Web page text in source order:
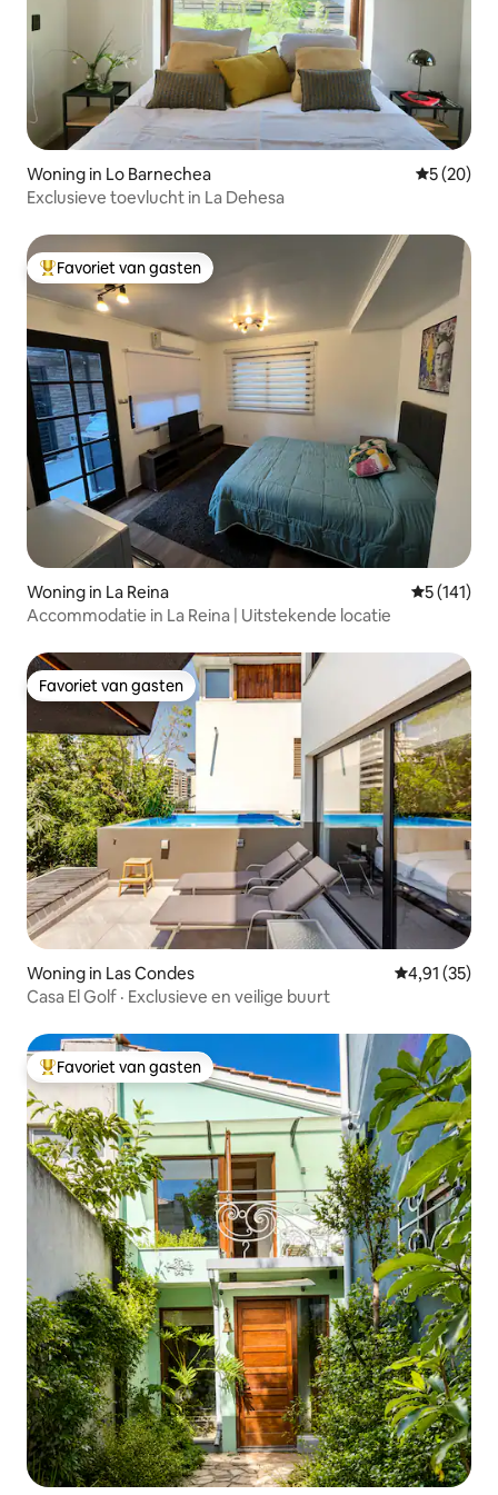
Woning in Lo Barnechea
5 (20)
Exclusieve toevlucht in La Dehesa
Topfavoriet van gasten
Favoriet van gasten
Woning in La Reina
5 (141)
Accommodatie in La Reina | Uitstekende locatie
Favoriet van gasten
Favoriet van gasten
Woning in Las Condes Gemiddelde
4,91 (35)
Casa El Golf · Exclusieve en veilige buurt
Topfavoriet van gasten
Favoriet van gasten